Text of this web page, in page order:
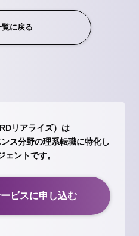
に戻る
リアライズ）は
ス分野の理系転職に特化し
ェントです。
ビスに申し込む